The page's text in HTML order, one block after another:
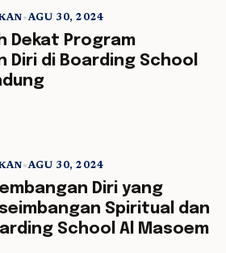
•AGU 30, 2024
Dekat Program
Diri di Boarding School
•AGU 30, 2024
Diri yang
Spiritual dan
School Al Masoem